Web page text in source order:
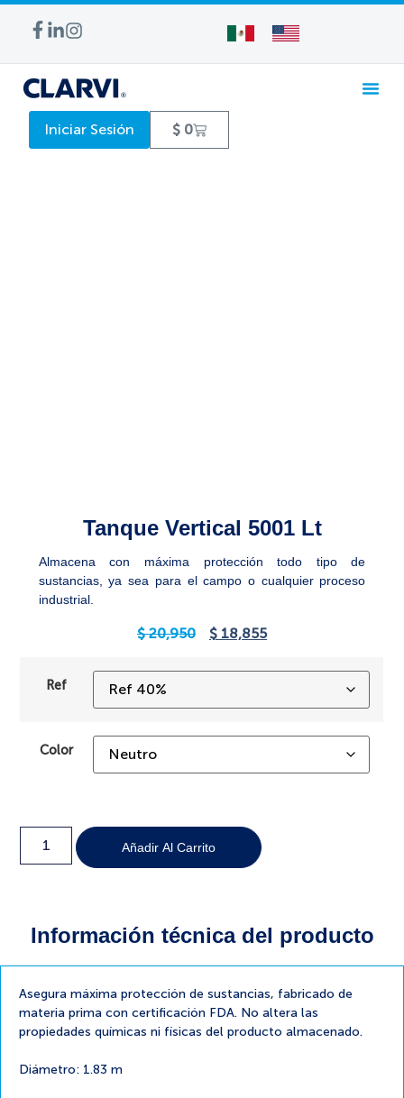
Iniciar Sesión $ 0
Tanque Vertical 5001 Lt
Almacena con máxima protección todo tipo de
sustancias, ya sea para el campo o cualquier proceso
industrial.
$20,950 $ 18,855
Ref
Color
Añadir Al Carrito
Información técnica del producto
Asegura máxima protección de sustancias, fabricado de
materia prima con certificación FDA. No altera las
propiedades químicas ni físicas del producto almacenado.
Diámetro: 1.83 m